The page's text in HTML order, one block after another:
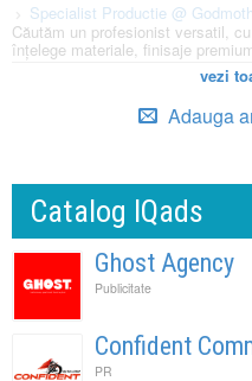
Specialist Productie @
Căutăm un profesionist versatil,
înțelege materiale, finisaje
vezi
Adauga
Catalog IQads
Ghost Agency
Publicitate
Confident
PR